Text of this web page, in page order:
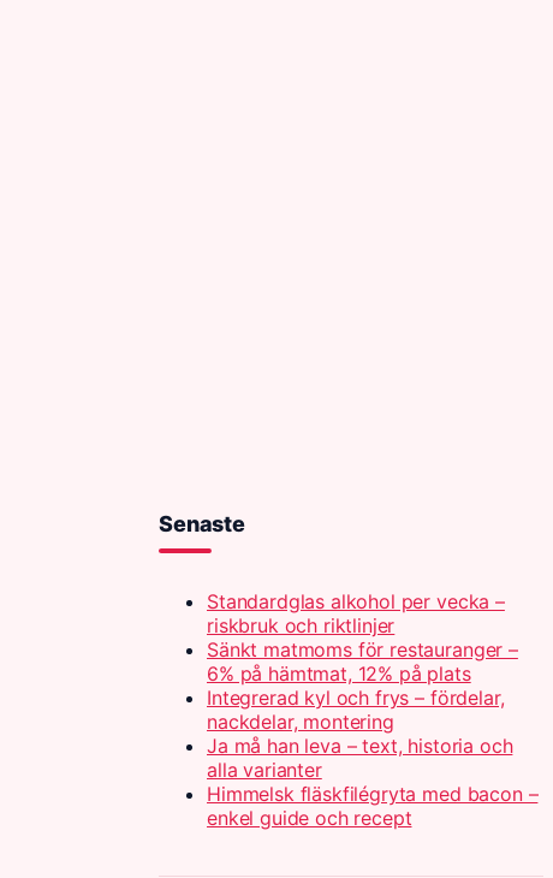
Senaste
Standardglas alkohol per vecka –
riskbruk och riktlinjer
Sänkt matmoms för restauranger –
6% på hämtmat, 12% på plats
Integrerad kyl och frys – fördelar,
nackdelar, montering
Ja må han leva – text, historia och
alla varianter
Himmelsk fläskfilégryta med bacon –
enkel guide och recept